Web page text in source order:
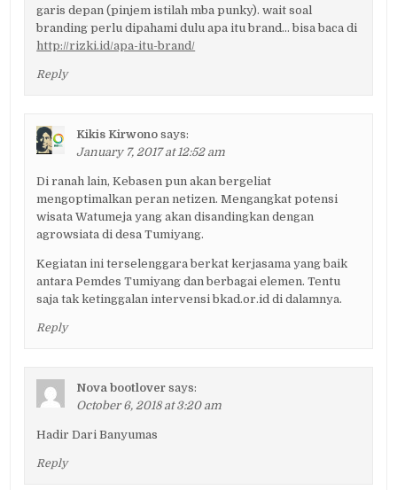
garis depan (pinjem istilah mba punky). wait soal
branding perlu dipahami dulu apa itu brand… bisa baca di
http://rizki.id/apa-itu-brand/
Reply
Kikis Kirwono says:
January 7, 2017 at 12:52 am
Di ranah lain, Kebasen pun akan bergeliat
mengoptimalkan peran netizen. Mengangkat potensi
wisata Watumeja yang akan disandingkan dengan
agrowsiata di desa Tumiyang.
Kegiatan ini terselenggara berkat kerjasama yang baik
antara Pemdes Tumiyang dan berbagai elemen. Tentu
saja tak ketinggalan intervensi bkad.or.id di dalamnya.
Reply
Nova bootlover says:
October 6, 2018 at 3:20 am
Hadir Dari Banyumas
Reply